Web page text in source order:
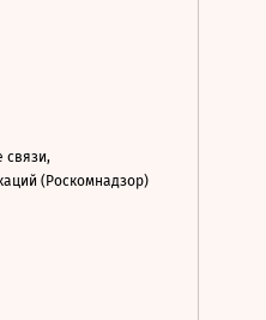
связи,
(Роскомнадзор)